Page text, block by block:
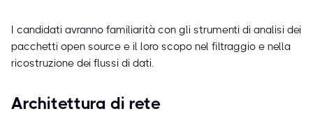
I candidati avranno familiarità con gli strumenti di analisi dei
pacchetti open source e il loro scopo nel filtraggio e nella
ricostruzione dei flussi di dati.
Architettura di rete